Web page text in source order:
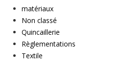
matériaux
Non classé
Quincaillerie
Règlementations
Textile